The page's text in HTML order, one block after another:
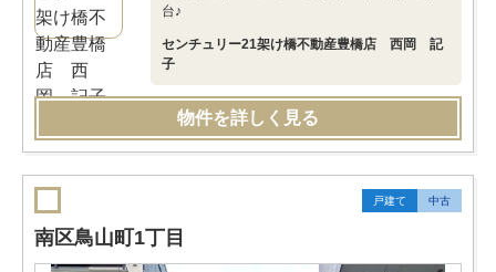
台♪
センチュリー21架け橋不動産豊橋店 西岡 記
子
物件を詳しく見る
戸建て 中古
南区鳥山町1丁目